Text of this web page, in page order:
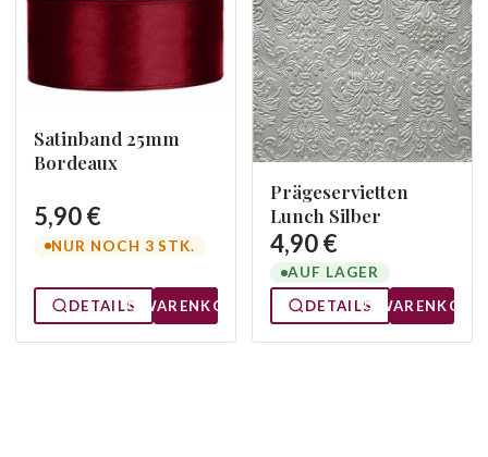
Satinband 25mm
Bordeaux
5,90 €
NUR NOCH 3 STK.
DETAILS WARENKORB
Prägeservietten
Lunch Silber
4,90 €
AUF LAGER
DETAILS
WARENKORB